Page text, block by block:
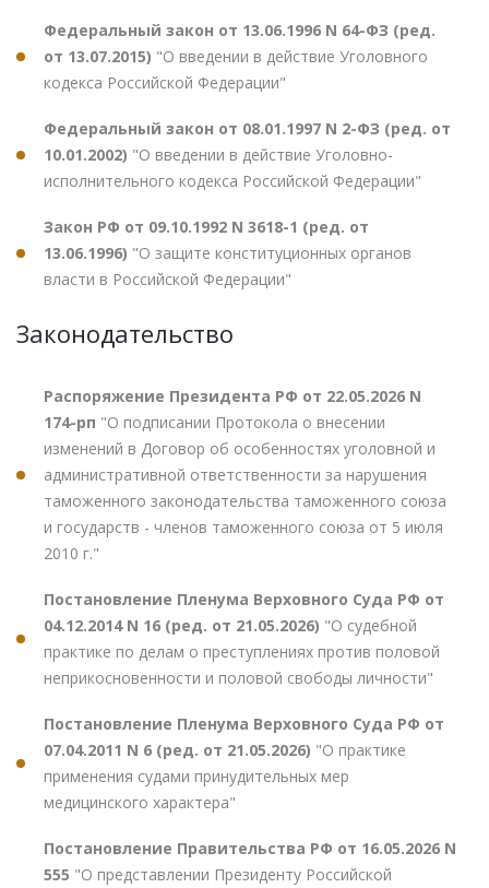
Федеральный закон от 13.06.1996 N 64-ФЗ (ред.
от 13.07.2015) "О введении в действие Уголовного
кодекса Российской Федерации"
Федеральный закон от 08.01.1997 N 2-ФЗ (ред. от
10.01.2002) "О введении в действие Уголовно-
исполнительного кодекса Российской Федерации"
Закон РФ от 09.10.1992 N 3618-1 (ред. от
13.06.1996) "О защите конституционных органов
власти в Российской Федерации"
Законодательство
Распоряжение Президента РФ от 22.05.2026 N
174-рп "О подписании Протокола о внесении
изменений в Договор об особенностях уголовной и
административной ответственности за нарушения
таможенного законодательства таможенного союза
и государств - членов таможенного союза от 5 июля
2010 г."
Постановление Пленума Верховного Суда РФ от
04.12.2014 N 16 (ред. от 21.05.2026) "О судебной
практике по делам о преступлениях против половой
неприкосновенности и половой свободы личности"
Постановление Пленума Верховного Суда РФ от
07.04.2011 N 6 (ред. от 21.05.2026) "О практике
применения судами принудительных мер
медицинского характера"
Постановление Правительства РФ от 16.05.2026 N
555 "О представлении Президенту Российской